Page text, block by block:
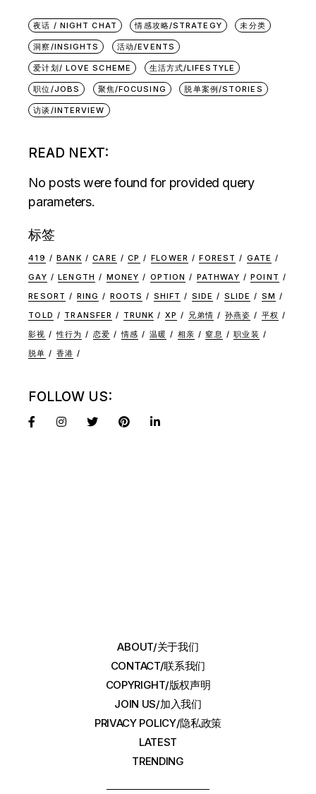
夜话 / NIGHT CHAT 情感攻略/STRATEGY 未分类
洞察/INSIGHTS 活动/EVENTS
爱计划/ LOVE SCHEME 生活方式/LIFESTYLE
职位/JOBS 聚焦/FOCUSING 脱单案例/STORIES
访谈/INTERVIEW
READ NEXT:
No posts were found for provided query
parameters.
标签
419 BANK CARE CP FLOWER FOREST
GATE
GAY
LENGTH MONEY OPTION PATHWAY
POINT
RESORT
RING ROOTS SHIFT SIDE SLIDE
SM
TOLD
TRANSFER TRUNK XP 兄弟情 孙燕姿
平权
影视
性行为 恋爱 情感 温暖 相亲 窒息
职业装
脱单
香港
FOLLOW US:
ABOUT/关于我们
CONTACT/联系我们
COPYRIGHT/版权声明
JOIN US/加入我们
PRIVACY POLICY/隐私政策
LATEST
TRENDING